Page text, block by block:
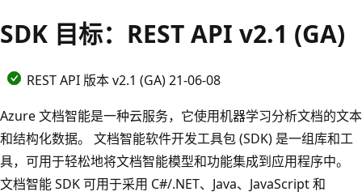
SDK 目标：REST API v2.1 (GA)
REST API 版本 v2.1 (GA) 21-06-08
Azure 文档智能是一种云服务，它使用机器学习分析文档的文本
和结构化数据。 文档智能软件开发工具包 (SDK) 是一组库和工
具，可用于轻松地将文档智能模型和功能集成到应用程序中。
文档智能 SDK 可用于采用 C#/.NET、Java、JavaScript 和